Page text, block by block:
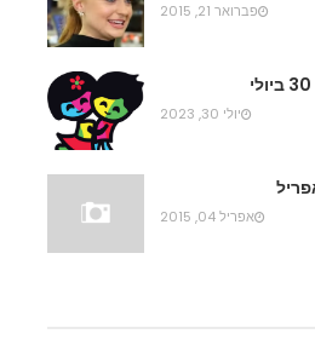
פברואר 21, 2015
יולי 30, 2023
אפריל 04, 2015